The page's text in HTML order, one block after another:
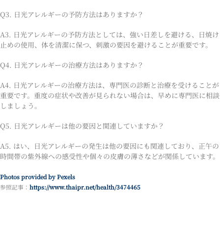
Q3. 日光アレルギーの予防方法はありますか？
A3. 日光アレルギーの予防方法としては、強い日差しを避ける、日焼け
止めの使用、体を清潔に保つ、刺激の要因を避けることが重要です。
Q4. 日光アレルギーの治療方法はありますか？
A4. 日光アレルギーの治療方法は、専門医の診断と治療を受けることが
重要です。重度の症状や改善が見られない場合は、早めに専門医に相談
しましょう。
Q5. 日光アレルギーは他の要因と関連していますか？
A5. はい、日光アレルギーの発生は他の要因にも関連しており、正午の
時間帯の紫外線への感受性や個々の皮膚の薄さなどが関係しています。
Photos provided by Pexels
参照記事： https://www.thaipr.net/health/3474465